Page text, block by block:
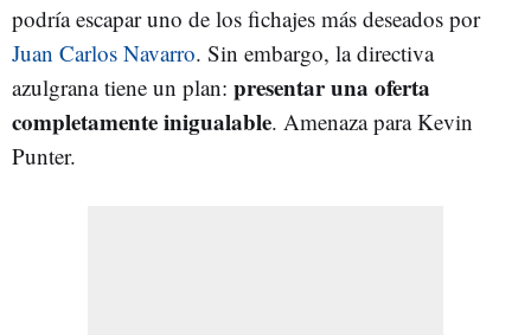
podría escapar uno de los fichajes más deseados por
Juan Carlos Navarro. Sin embargo, la directiva
azulgrana tiene un plan: presentar una oferta
completamente inigualable. Amenaza para Kevin
Punter.